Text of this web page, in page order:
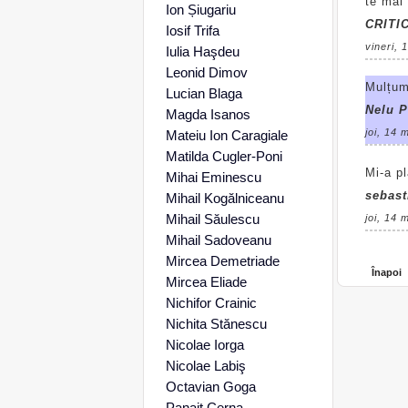
vineri,
Nelu
joi, 14
Mi-a
joi, 14
Înapoi
Ion Șiugariu
Iosif Trifa
Iulia Haşdeu
Leonid Dimov
Lucian Blaga
Magda Isanos
Mateiu Ion Caragiale
Matilda Cugler-Poni
Mihai Eminescu
Mihail Kogălniceanu
Mihail Săulescu
Mihail Sadoveanu
Mircea Demetriade
Mircea Eliade
Nichifor Crainic
Nichita Stănescu
Nicolae Iorga
Nicolae Labiş
Octavian Goga